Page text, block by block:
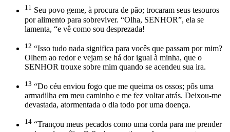
11 Seu povo geme, à procura de pão; trocaram seus tesouros
por alimento para sobreviver. “Olha, SENHOR”, ela se
lamenta, “e vê como sou desprezada!
12 “Isso tudo nada significa para vocês que passam por mim?
Olhem ao redor e vejam se há dor igual à minha, que o
SENHOR trouxe sobre mim quando se acendeu sua ira.
13 “Do céu enviou fogo que me queima os ossos; pôs uma
armadilha em meu caminho e me fez voltar atrás. Deixou-me
devastada, atormentada o dia todo por uma doença.
14 “Trançou meus pecados como uma corda para me prender